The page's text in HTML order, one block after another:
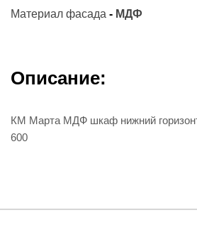
Материал фасада - МДФ
Описание:
КМ Марта МДФ шкаф нижний
600